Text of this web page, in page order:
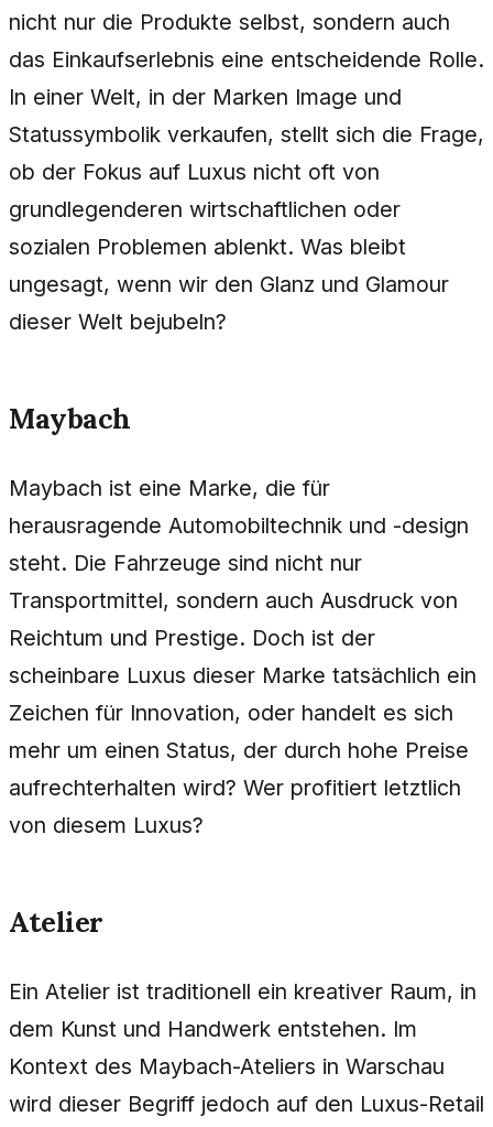
nicht nur die Produkte selbst, sondern auch
das Einkaufserlebnis eine entscheidende Rolle.
In einer Welt, in der Marken Image und
Statussymbolik verkaufen, stellt sich die Frage,
ob der Fokus auf Luxus nicht oft von
grundlegenderen wirtschaftlichen oder
sozialen Problemen ablenkt. Was bleibt
ungesagt, wenn wir den Glanz und Glamour
dieser Welt bejubeln?
Maybach
Maybach ist eine Marke, die für
herausragende Automobiltechnik und -design
steht. Die Fahrzeuge sind nicht nur
Transportmittel, sondern auch Ausdruck von
Reichtum und Prestige. Doch ist der
scheinbare Luxus dieser Marke tatsächlich ein
Zeichen für Innovation, oder handelt es sich
mehr um einen Status, der durch hohe Preise
aufrechterhalten wird? Wer profitiert letztlich
von diesem Luxus?
Atelier
Ein Atelier ist traditionell ein kreativer Raum, in
dem Kunst und Handwerk entstehen. Im
Kontext des Maybach-Ateliers in Warschau
wird dieser Begriff jedoch auf den Luxus-Retail